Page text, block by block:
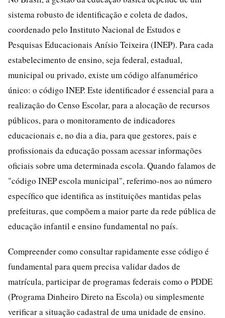
sistema robusto de identificação e coleta de dados,
coordenado pelo Instituto Nacional de Estudos e
Pesquisas Educacionais Anísio Teixeira (INEP). Para cada
estabelecimento de ensino, seja federal, estadual,
municipal ou privado, existe um código alfanumérico
único: o código INEP. Este identificador é essencial para a
realização do Censo Escolar, para a alocação de recursos
públicos, para o monitoramento de indicadores
educacionais e, no dia a dia, para que gestores, pais e
profissionais da educação possam acessar informações
oficiais sobre uma determinada escola. Quando falamos de
"código INEP escola municipal", referimo-nos ao número
específico que identifica as instituições mantidas pelas
prefeituras, que compõem a maior parte da rede pública de
educação infantil e ensino fundamental no país.
Compreender como consultar rapidamente esse código é
fundamental para quem precisa validar dados de
matrícula, participar de programas federais como o PDDE
(Programa Dinheiro Direto na Escola) ou simplesmente
verificar a situação cadastral de uma unidade de ensino.